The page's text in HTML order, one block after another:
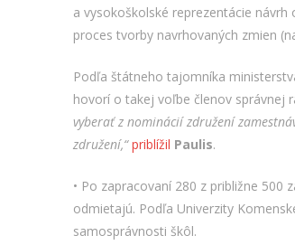
a vysokoškolské reprezentácie
proces tvorby navrhovaných zmien
Podľa štátneho tajomníka
hovorí o takej voľbe členov správnej
vyberať z nominácií združení
združení,“ priblížil Paulis.
• Po zapracovaní 280 z približne
odmietajú. Podľa Univerzity
samosprávnosti škôl.